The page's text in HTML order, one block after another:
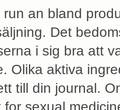
run an bland
Det
i sig bra att
Olika aktiva
till din journal.
for sexual